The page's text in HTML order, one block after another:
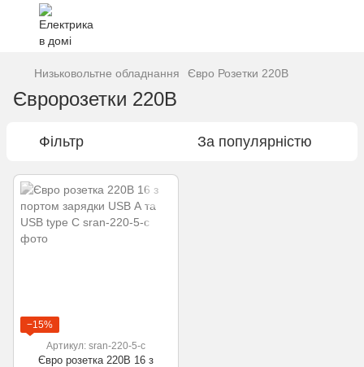
Низьковольтне обладнання Євро Розетки 220В
Євророзетки 220В
Фільтр За популярністю
−15%
Артикул: sran-220-5-c
Євро розетка 220В 16 з